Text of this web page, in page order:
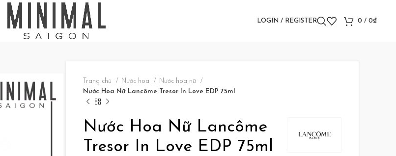
LOGIN / REGISTER 0/ 0₫
Trang chủ Nước hoa
Nước hoa nữ
Nước Hoa Nữ Lancôme Tresor In Love EDP 75ml
Nước Hoa Nữ Lancôme
Tresor In Love EDP 75ml